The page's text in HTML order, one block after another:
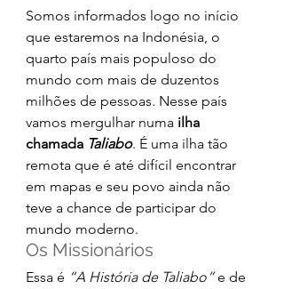
Somos informados logo no início
que estaremos na Indonésia, o
quarto país mais populoso do
mundo com mais de duzentos
milhões de pessoas. Nesse país
vamos mergulhar numa ilha
chamada Taliabo. É uma ilha tão
remota que é até difícil encontrar
em mapas e seu povo ainda não
teve a chance de participar do
mundo moderno.
Os Missionários
Essa é “A História de Taliabo” e de